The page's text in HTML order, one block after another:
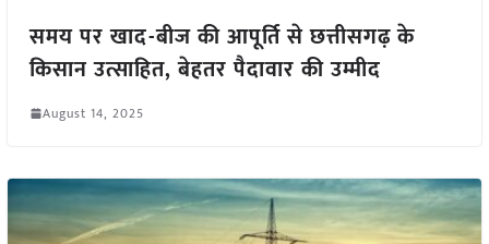
समय पर खाद-बीज की आपूर्ति से छत्तीसगढ़ के
किसान उत्साहित, बेहतर पैदावार की उम्मीद
August 14, 2025